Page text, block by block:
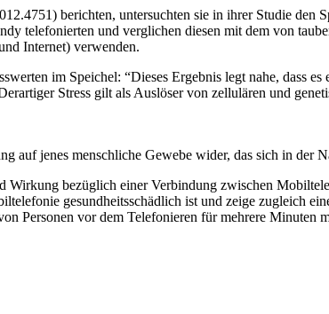
berichten, untersuchten sie in ihrer Studie den
telefonierten und verglichen diesen mit dem von
Internet) verwenden.
im Speichel: “Dieses Ergebnis legt nahe, dass
Stress gilt als Auslöser von zellulären und
jenes menschliche Gewebe wider, das sich in der
bezüglich einer Verbindung zwischen
gesundheitsschädlich ist und zeige zugleich
Personen vor dem Telefonieren für mehrere Minuten